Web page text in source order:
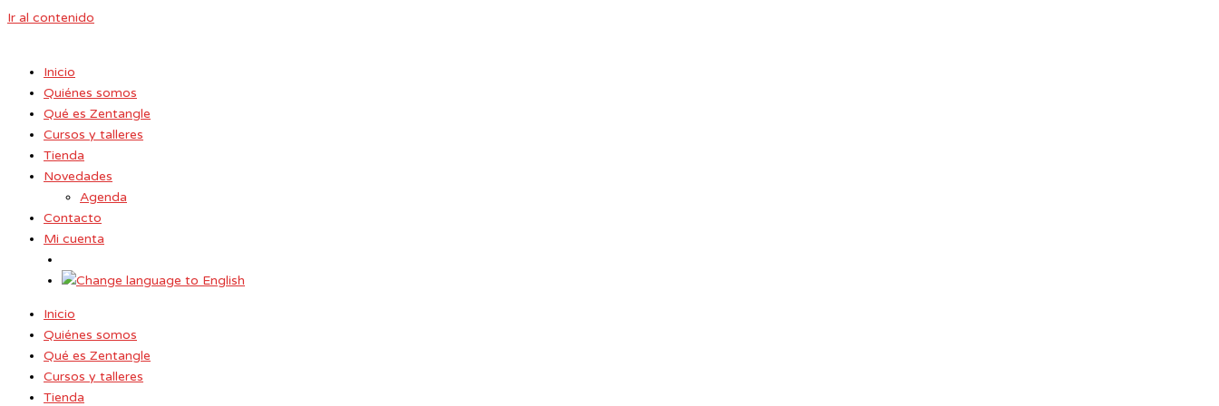
Ir al contenido
Inicio
Quiénes somos
Qué es Zentangle
Cursos y talleres
Tienda
Novedades
Agenda
Contacto
Mi cuenta
Inicio
Quiénes somos
Qué es Zentangle
Cursos y talleres
Tienda